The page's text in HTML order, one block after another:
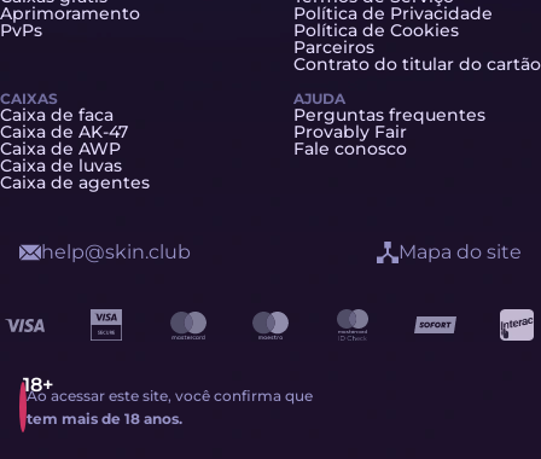
Aprimoramento
PvPs
CAIXAS
Caixa de faca
Caixa de AK-47
Caixa de AWP
Caixa de luvas
Caixa de agentes
Política de Privacidade
Política de Cookies
Parceiros
Contrato do titular do cartão
AJUDA
Perguntas frequentes
Provably Fair
Fale conosco
Ao acessar este site, você confirma que
tem mais de 18 anos.
help@skin.club Mapa do site